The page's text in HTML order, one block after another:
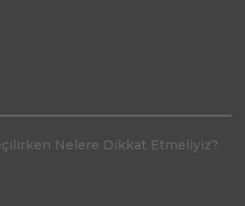
Nelere Dikkat Etmeliyiz?